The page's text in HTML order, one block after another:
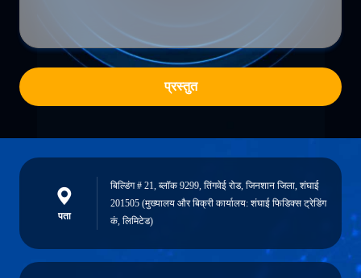
प्रस्तुत
पता
बिल्डिंग # 21, ब्लॉक 9299, तिंगवेई रोड, जिनशान जिला, शंघाई
201505 (मुख्यालय और बिक्री कार्यालय: शंघाई फिडिक्स ट्रेडिंग
कं, लिमिटेड)